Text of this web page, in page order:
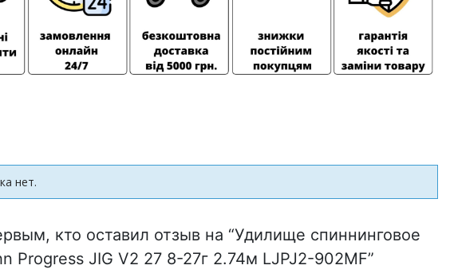
нет.
кто оставил отзыв на “Удилище спиннинговое
Progress JIG V2 27 8-27г 2.74м LJPJ2-902MF”